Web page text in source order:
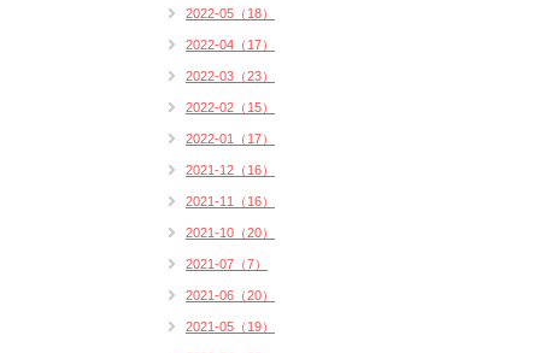
2022-05（18）
2022-04（17）
2022-03（23）
2022-02（15）
2022-01（17）
2021-12（16）
2021-11（16）
2021-10（20）
2021-07（7）
2021-06（20）
2021-05（19）